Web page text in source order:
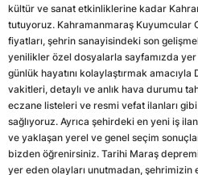
kültür ve sanat etkinliklerine kadar
tutuyoruz. Kahramanmaraş Kuyumcular
fiyatları, şehrin sanayisindeki son
yenilikler özel dosyalarla sayfamızda yer
günlük hayatını kolaylaştırmak
vakitleri, detaylı ve anlık hava durumu
eczane listeleri ve resmi vefat ilanları
sağlıyoruz. Ayrıca şehirdeki en yeni iş
ve yaklaşan yerel ve genel seçim
bizden öğrenirsiniz. Tarihi Maraş
yer eden olayları unutmadan, şehrimizin